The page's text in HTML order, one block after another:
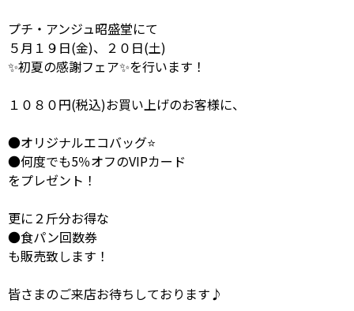
プチ・アンジュ昭盛堂にて
５月１９日(金)、２０日(土)
✨初夏の感謝フェア✨を行います！
１０８０円(税込)お買い上げのお客様に、
●オリジナルエコバッグ⭐
●何度でも5％オフのVIPカード
をプレゼント！
更に２斤分お得な
●食パン回数券
も販売致します！
皆さまのご来店お待ちしております♪